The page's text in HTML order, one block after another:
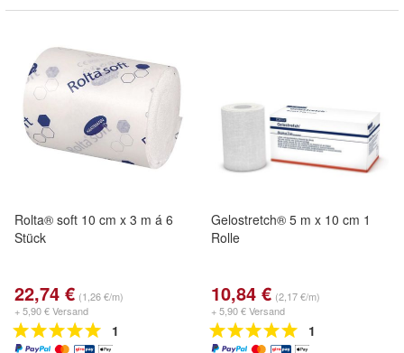
Rolta® soft 10 cm x 3 m á 6
Stück
22,74 € (1,26 €/m)
+ 5,90 € Versand
1
Gelostretch® 5 m x 10 cm 1
Rolle
10,84 € (2,17 €/m)
+ 5,90 € Versand
1